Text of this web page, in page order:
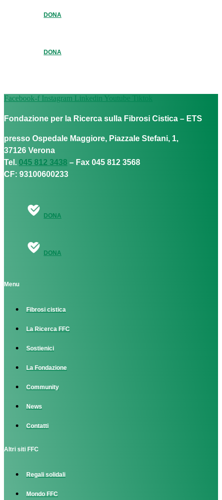
DONA
DONA
Facebook-f Instagram Linkedin Youtube Tiktok
Fondazione per la Ricerca sulla Fibrosi Cistica – ETS
presso Ospedale Maggiore, Piazzale Stefani, 1,
37126 Verona
Tel. 045 812 3438 – Fax 045 812 3568
CF: 93100600233
DONA
DONA
Menu
Fibrosi cistica
La Ricerca FFC
Sostienici
La Fondazione
Community
News
Contatti
Altri siti FFC
Regali solidali
Mondo FFC